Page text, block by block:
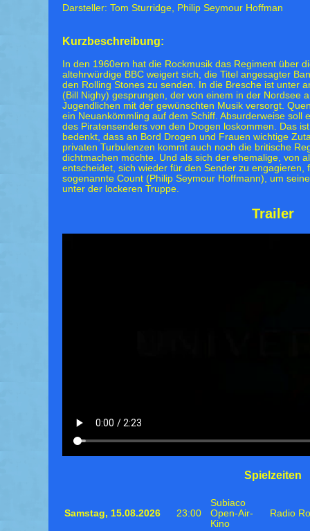
Darsteller: Tom Sturridge, Philip Seymour Hoffman
Kurzbeschreibung:
In den 1960ern hat die Rockmusik das Regiment über
altehrwürdige BBC weigert sich, die Titel angesagter
den Rolling Stones zu senden. In die Bresche ist unter
(Bill Nighy) gesprungen, der von einem in der Nordsee
Jugendlichen mit der gewünschten Musik versorgt.
ein Neuankömmling auf dem Schiff. Absurderweise soll
des Piratensenders von den Drogen loskommen. Das
bedenkt, dass an Bord Drogen und Frauen wichtige
privaten Turbulenzen kommt auch noch die britische
dichtmachen möchte. Und als sich der ehemalige, von
entscheidet, sich wieder für den Sender zu
sogenannte Count (Philip Seymour Hoffmann), um
unter der lockeren Truppe.
Trailer
Spielzeiten
Samstag, 15.08.2026 23:00
Subiaco
Open-Air-
Kino
Radio